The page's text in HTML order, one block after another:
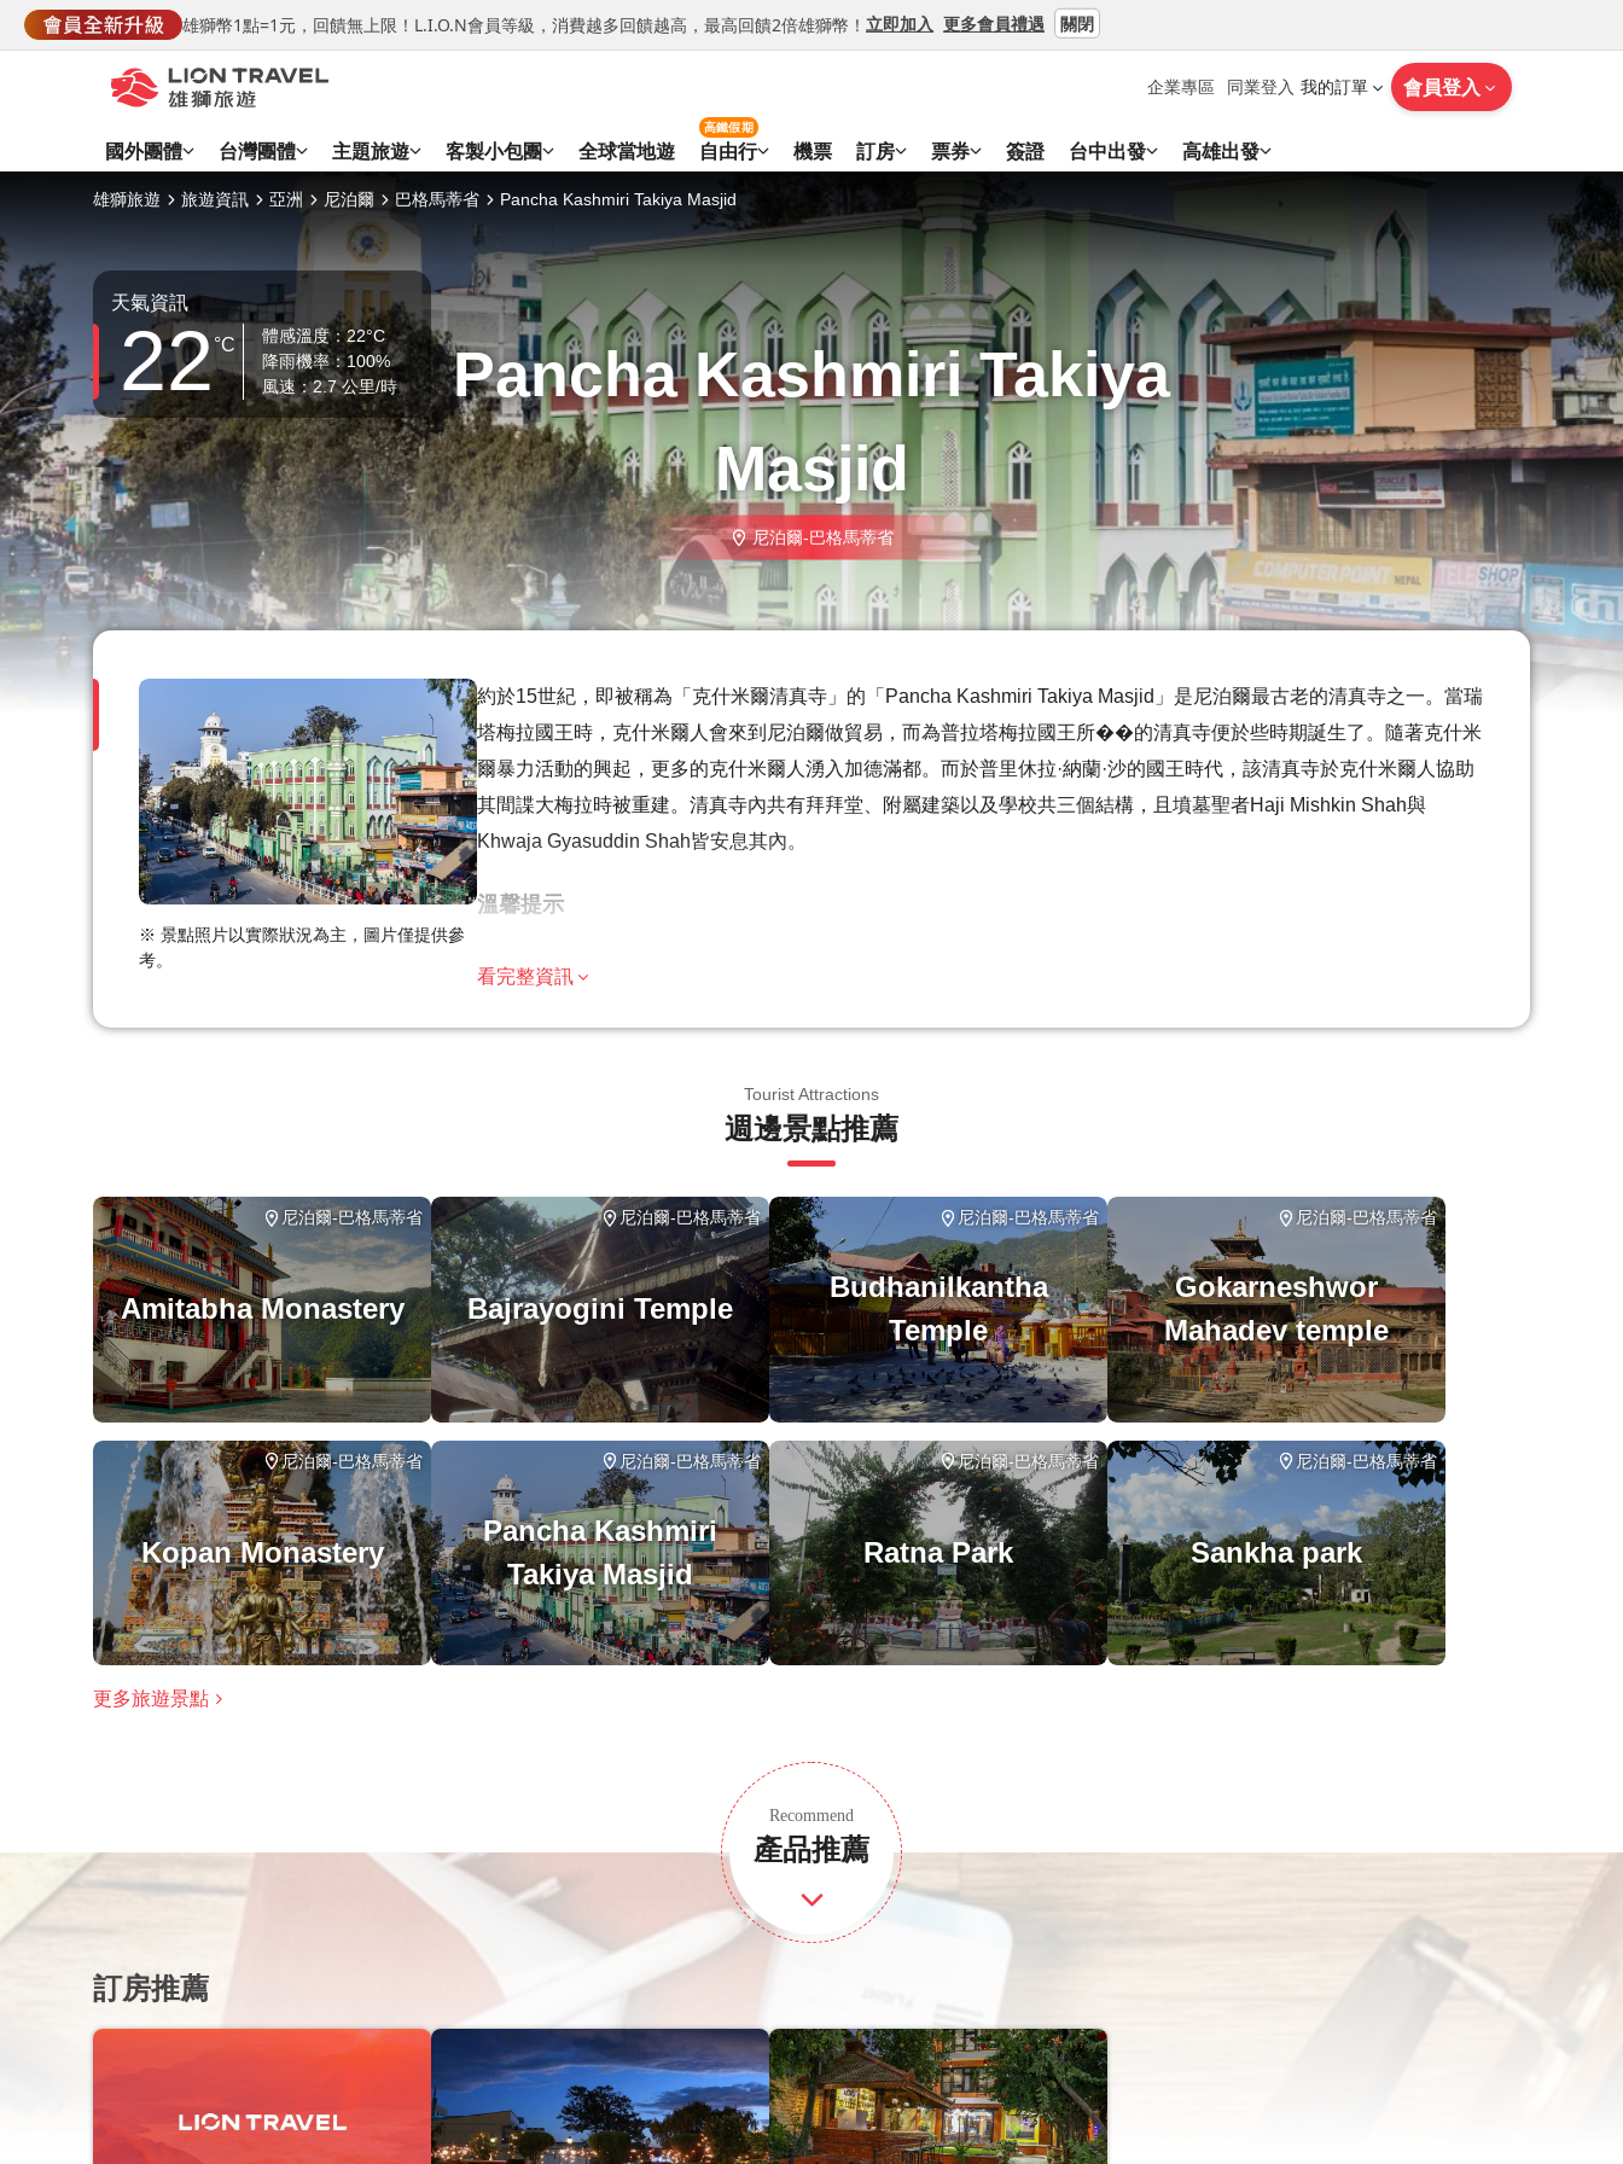
雄獅幣1點=1元，回饋無上限！L.I.O.N會員等級，消費越多回饋越高，最高回饋2倍雄獅幣！ 立即加入 更多會員禮遇 關閉
企業專區 同業登入 我的訂單 會員登入
國外團體 台灣團體 主題旅遊 客製小包團 全球當地遊 自由行
高鐵假期
機票 訂房 票券 簽證 台中出發 高雄出發
雄獅旅遊 旅遊資訊 亞洲 尼泊爾 巴格馬蒂省 Pancha Kashmiri Takiya Masjid
天氣資訊
22°C
體感溫度：22°C
降雨機率：100%
風速：2.7 公里/時
Pancha Kashmiri Takiya
Masjid
尼泊爾-巴格馬蒂省
※ 景點照片以實際狀況為主，圖片僅提供參
考。
約於15世紀，即被稱為「克什米爾清真寺」的「Pancha Kashmiri Takiya Masjid」是尼泊爾最古老的清真寺之一。當瑞
塔梅拉國王時，克什米爾人會來到尼泊爾做貿易，而為普拉塔梅拉國王所��的清真寺便於些時期誕生了。隨著克什米
爾暴力活動的興起，更多的克什米爾人湧入加德滿都。而於普里休拉·納蘭·沙的國王時代，該清真寺於克什米爾人協助
其間諜大梅拉時被重建。清真寺內共有拜拜堂、附屬建築以及學校共三個結構，且墳墓聖者Haji Mishkin Shah與
Khwaja Gyasuddin Shah皆安息其內。
溫馨提示
大多數旅行者都可以參加
在所有天氣條件下運行；請穿著得體
看完整資訊
Tourist Attractions
週邊景點推薦
Amitabha Monastery
尼泊爾-巴格馬蒂省
Bajrayogini Temple
尼泊爾-巴格馬蒂省
Budhanilkantha
Temple
尼泊爾-巴格馬蒂省
Gokarneshwor
Mahadev temple
尼泊爾-巴格馬蒂省
Kopan Monastery
尼泊爾-巴格馬蒂省
Pancha Kashmiri
Takiya Masjid
尼泊爾-巴格馬蒂省
Ratna Park
尼泊爾-巴格馬蒂省
Sankha park
尼泊爾-巴格馬蒂省
更多旅遊景點
Recommend
產品推薦
訂房推薦